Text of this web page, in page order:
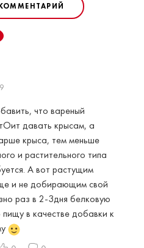
что вареный
давать крысам, а
крыса, тем меньше
и растительного типа
А вот растущим
и не добирающим свой
раз в 2-3дня белковую
в качестве добавки к